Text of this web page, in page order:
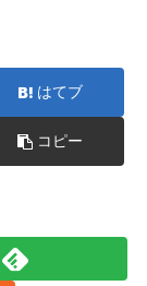
はてブ
コピー